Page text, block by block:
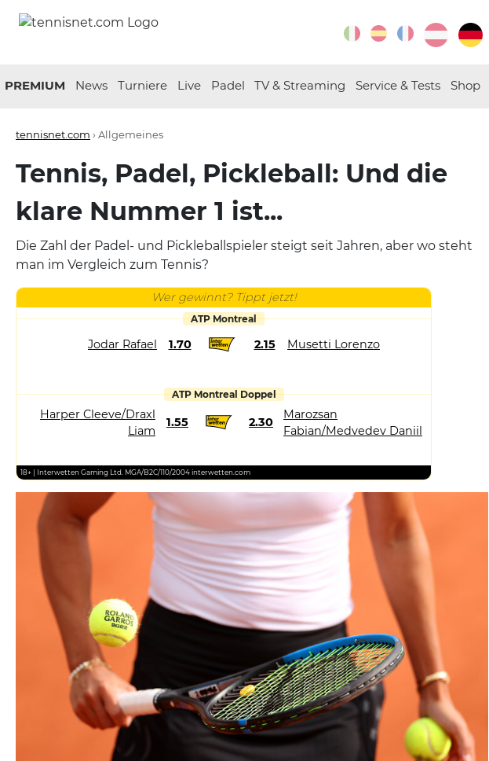
PREMIUM News Turniere Live Padel TV & Streaming Service & Tests Shop
tennisnet.com › Allgemeines
Tennis, Padel, Pickleball: Und die
klare Nummer 1 ist...
Die Zahl der Padel- und Pickleballspieler steigt seit Jahren, aber wo steht
man im Vergleich zum Tennis?
Wer gewinnt? Tippt jetzt!
ATP Montreal
Jodar Rafael 1.70 2.15 Musetti Lorenzo
ATP Montreal Doppel
Harper Cleeve/Draxl
Liam
1.55 2.30
Marozsan
Fabian/Medvedev Daniil
18+ | Interwetten Gaming Ltd. MGA/B2C/110/2004 interwetten.com